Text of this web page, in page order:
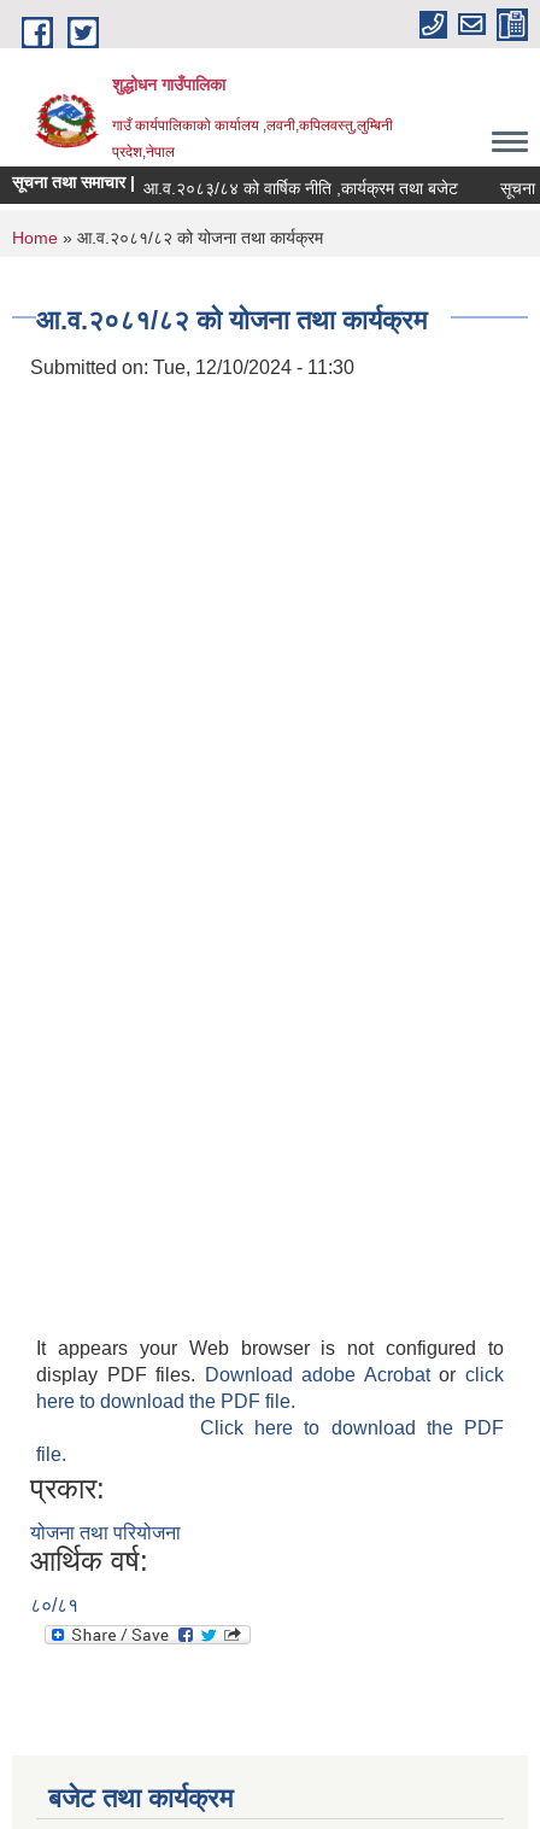
Skip to main content
शुद्धोधन गाउँपालिका
गाउँ कार्यपालिकाको कार्यालय ,लवनी,कपिलवस्तु,लुम्बिनी
प्रदेश,नेपाल
सूचना तथा समाचार |आ.व.२०८३/८४ को वार्षिक नीति ,कार्यक्रम तथा बजेट सूचना !
You are here
Home » आ.व.२०८१/८२ को योजना तथा कार्यक्रम
आ.व.२०८१/८२ को योजना तथा कार्यक्रम
Submitted on: Tue, 12/10/2024 - 11:30
It appears your Web browser is not configured to
display PDF files.
Download adobe Acrobatorclick
here to download the PDF file.
Click here to download the PDF
file.
प्रकार:
योजना तथा परियोजना
आर्थिक वर्ष:
८०/८१
बजेट तथा कार्यक्रम